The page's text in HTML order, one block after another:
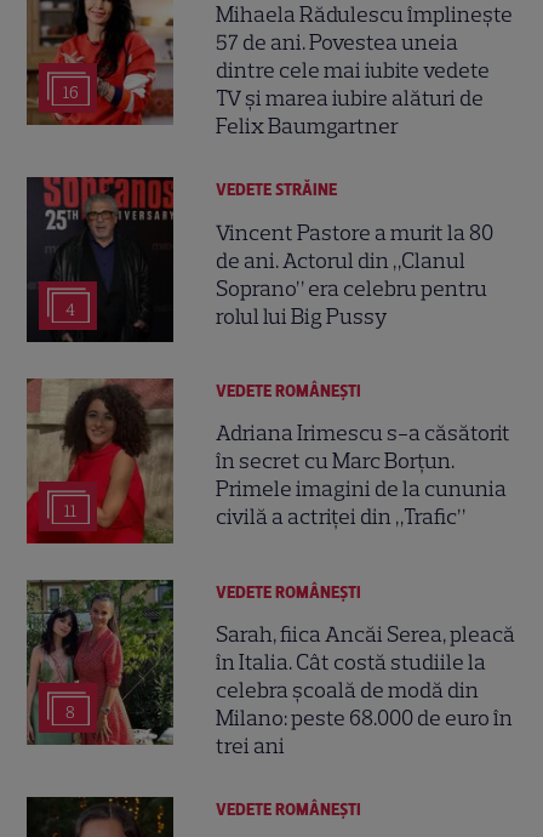
16
Mihaela Rădulescu împlinește
57 de ani. Povestea uneia
dintre cele mai iubite vedete
TV și marea iubire alături de
Felix Baumgartner
4
VEDETE STRĂINE
Vincent Pastore a murit la 80
de ani. Actorul din „Clanul
Soprano” era celebru pentru
rolul lui Big Pussy
11
VEDETE ROMÂNEŞTI
Adriana Irimescu s-a căsătorit
în secret cu Marc Borțun.
Primele imagini de la cununia
civilă a actriței din „Trafic”
8
VEDETE ROMÂNEŞTI
Sarah, fiica Ancăi Serea, pleacă
în Italia. Cât costă studiile la
celebra școală de modă din
Milano: peste 68.000 de euro în
trei ani
VEDETE ROMÂNEŞTI